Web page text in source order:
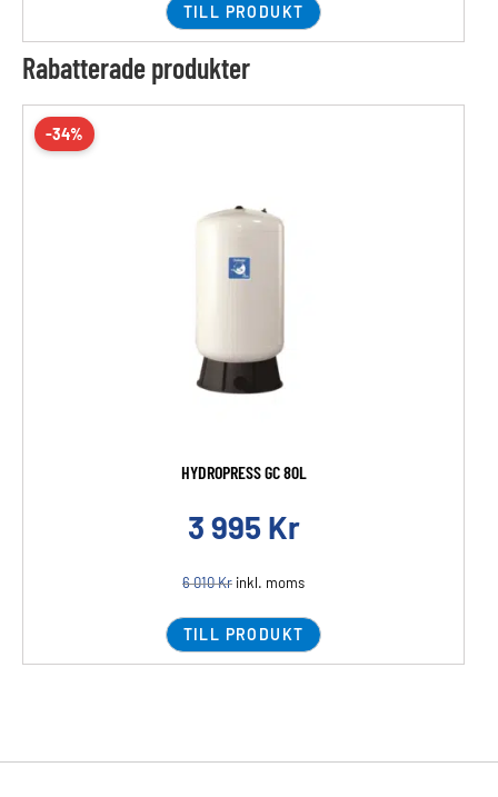
TILL PRODUKT
Rabatterade produkter
-34%
HYDROPRESS GC 80L
3 995 Kr
6 010Kr inkl. moms
TILL PRODUKT